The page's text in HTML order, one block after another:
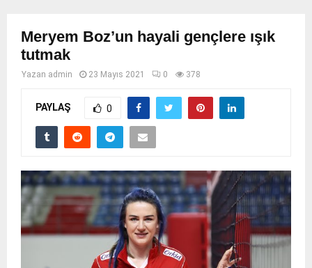
Meryem Boz’un hayali gençlere ışık
tutmak
Yazan admin 23 Mayıs 2021 0 378
PAYLAŞ 0